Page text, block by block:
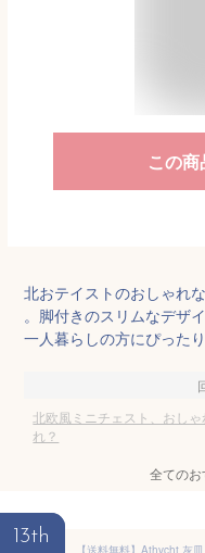
この
北おテイストのおしゃれ
。脚付きのスリムなデザ
一人暮らしの方にぴったり
北欧風ミニチェスト、おし
れ？
全てのお
13th